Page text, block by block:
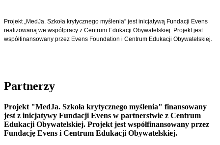
Projekt „MedJa. Szkoła krytycznego myślenia” jest inicjatywą Fundacji Evens
realizowaną we współpracy z Centrum Edukacji Obywatelskiej. Projekt jest
współfinansowany przez Evens Foundation i Centrum Edukacji Obywatelskiej.
Partnerzy
Projekt "MedJa. Szkoła krytycznego myślenia" finansowany
jest z inicjatywy Fundacji Evens w partnerstwie z Centrum
Edukacji Obywatelskiej. Projekt jest współfinansowany przez
Fundację Evens i Centrum Edukacji Obywatelskiej.